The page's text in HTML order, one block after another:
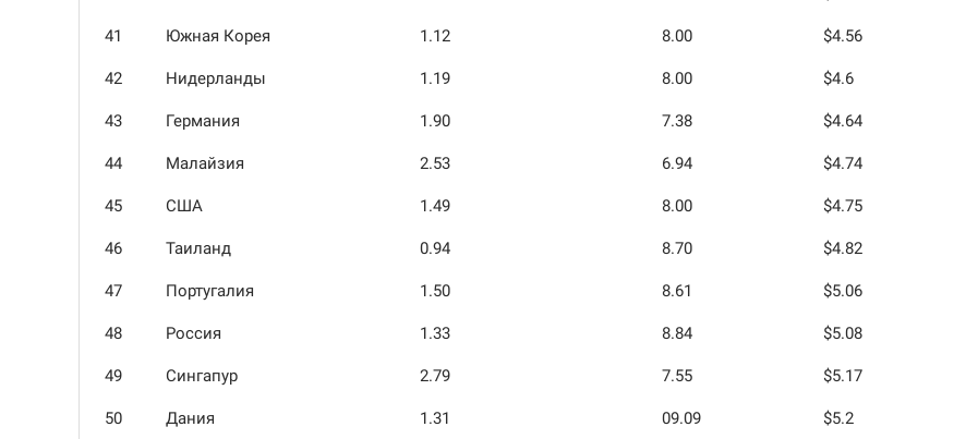
41 Южная Корея 1.12 8.00 $4.56
42 Нидерланды 1.19 8.00 $4.6
43 Германия 1.90 7.38 $4.64
44 Малайзия 2.53 6.94 $4.74
45 США 1.49 8.00 $4.75
46 Таиланд 0.94 8.70 $4.82
47 Португалия 1.50 8.61 $5.06
48 Россия 1.33 8.84 $5.08
49 Сингапур 2.79 7.55 $5.17
50 Дания 1.31 09.09 $5.2